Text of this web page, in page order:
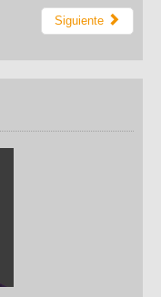
Siguiente